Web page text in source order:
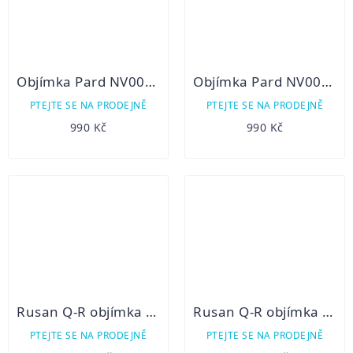
Objímka Pard NV007S a NV007SP 45mm
PTEJTE SE NA PRODEJNĚ
990 Kč
Objímka Pard NV007S a NV007SP 48mm
PTEJTE SE NA PRODEJNĚ
990 Kč
Rusan Q-R objímka pro Pard NV007S
PTEJTE SE NA PRODEJNĚ
Rusan Q-R objímka pro Pard NV007S pro atypické puškohledy (Swarovski, Zeiss, Leica)
PTEJTE SE NA PRODEJNĚ